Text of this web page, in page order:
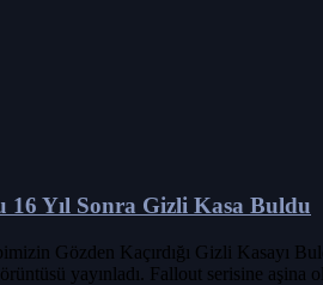
16 Yıl Sonra Gizli Kasa Buldu
Gözden Kaçırdığı Gizli Kasayı
yayınladı. Fallout serisine